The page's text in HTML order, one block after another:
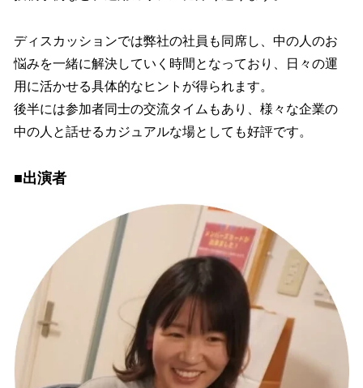
ディスカッションでは弊社の社員も同席し、中の人のお
悩みを一緒に解決していく時間となっており、日々の運
用に活かせる具体的なヒントが得られます。
後半には参加者同士の交流タイムもあり、様々な企業の
中の人と話せるカジュアルな場としても好評です。
■出演者